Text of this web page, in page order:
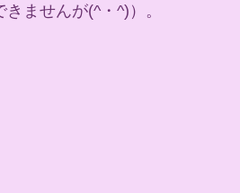
ませんが(^・^)）。